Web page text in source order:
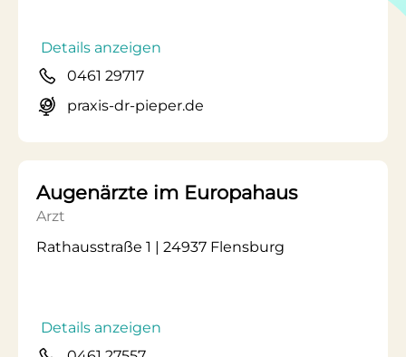
Details anzeigen
0461 29717
praxis-dr-pieper.de
Augenärzte im Europahaus
Arzt
Rathausstraße 1 | 24937 Flensburg
Details anzeigen